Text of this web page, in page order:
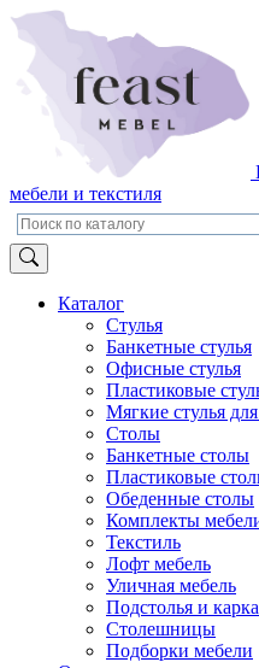
мебели и текстиля
Каталог
Стулья
Банкетные стулья
Офисные стулья
Пластиковые
Мягкие стулья
Столы
Банкетные столы
Пластиковые
Обеденные столы
Комплекты
Текстиль
Лофт мебель
Уличная мебель
Подстолья и
Столешницы
Подборки мебели